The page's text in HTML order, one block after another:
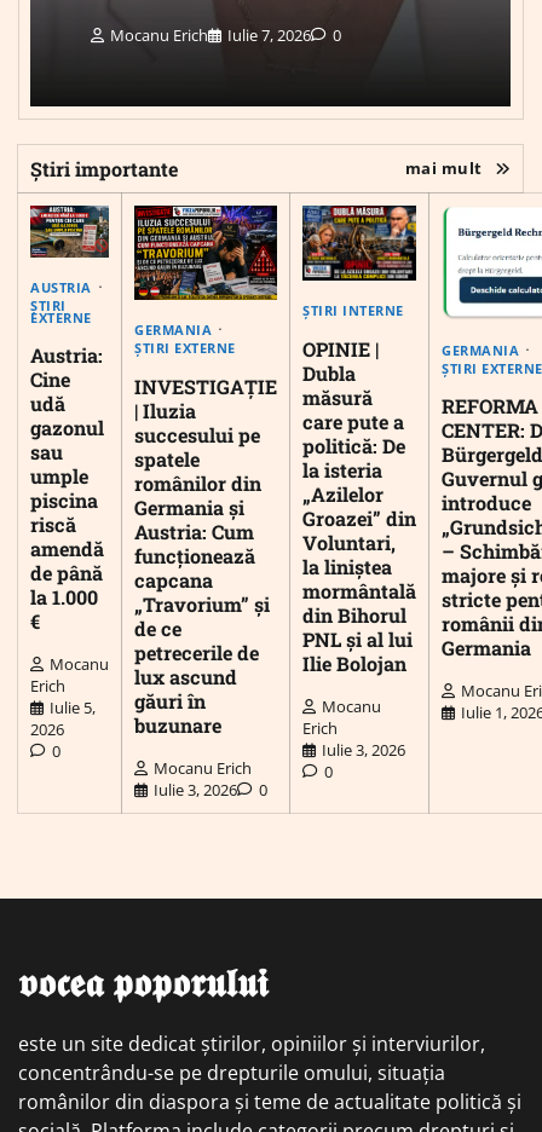
Mocanu Erich Iulie 7, 2026 0
Știri importante mai mult
AUSTRIA
ȘTIRI
EXTERNE
Austria:
Cine
udă
gazonul
sau
umple
piscina
riscă
amendă
de până
la 1.000
€
Mocanu
Erich
Iulie 5,
2026
0
GERMANIA
ȘTIRI EXTERNE
INVESTIGAȚIE
| Iluzia
succesului pe
spatele
românilor din
Germania și
Austria: Cum
funcționează
capcana
„Travorium” și
de ce
petrecerile de
lux ascund
găuri în
buzunare
Mocanu Erich
Iulie 3, 2026
0
ȘTIRI INTERNE
OPINIE |
Dubla
măsură
care pute a
politică: De
la isteria
„Azilelor
Groazei” din
Voluntari,
la liniștea
mormântală
din Bihorul
PNL și al lui
Ilie Bolojan
Mocanu
Erich
Iulie 3, 2026
0
GERMANIA
ȘTIRI EXTERNE
CENTER:
Guvernul
introduce
–
majore și
stricte
românii
Germania
Mocanu
Iulie 1,
𝖛𝖔𝖈𝖊𝖆 𝖕𝖔𝖕𝖔𝖗𝖚𝖑𝖚𝖎
este un site dedicat știrilor, opiniilor și interviurilor,
concentrându-se pe drepturile omului, situația
românilor din diaspora și teme de actualitate politică și